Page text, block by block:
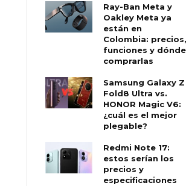
Ray-Ban Meta y
Oakley Meta ya
están en
Colombia: precios,
funciones y dónde
comprarlas
Samsung Galaxy Z
Fold8 Ultra vs.
HONOR Magic V6:
¿cuál es el mejor
plegable?
Redmi Note 17:
estos serían los
precios y
especificaciones